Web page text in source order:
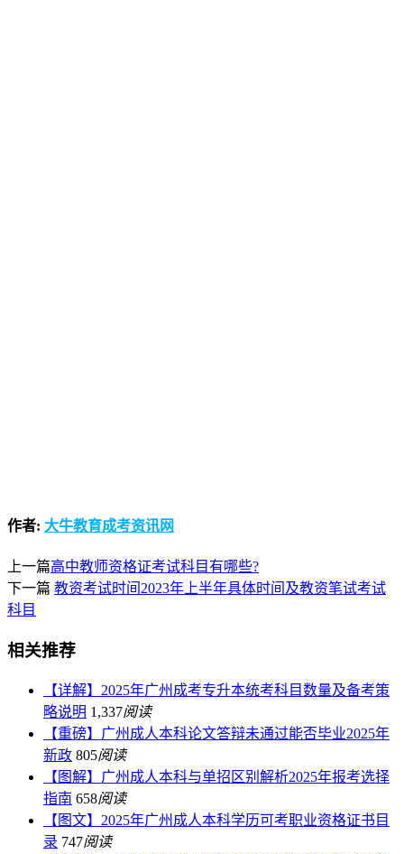
作者: 大牛教育成考资讯网
上一篇高中教师资格证考试科目有哪些?
下一篇 教资考试时间2023年上半年具体时间及教资笔试考试
科目
相关推荐
【详解】2025年广州成考专升本统考科目数量及备考策
略说明 1,337阅读
【重磅】广州成人本科论文答辩未通过能否毕业2025年
新政 805阅读
【图解】广州成人本科与单招区别解析2025年报考选择
指南 658阅读
【图文】2025年广州成人本科学历可考职业资格证书目
录 747阅读